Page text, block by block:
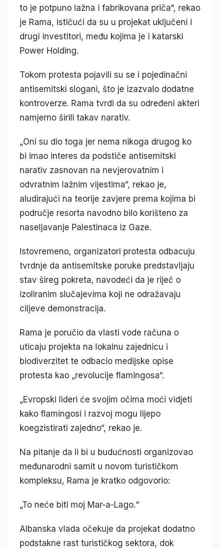
to je potpuno lažna i fabrikovana priča“, rekao
je Rama, ističući da su u projekat uključeni i
drugi investitori, među kojima je i katarski
Power Holding.
Tokom protesta pojavili su se i pojedinačni
antisemitski slogani, što je izazvalo dodatne
kontroverze. Rama tvrdi da su određeni akteri
namjerno širili takav narativ.
„Oni su dio toga jer nema nikoga drugog ko
bi imao interes da podstiče antisemitski
narativ zasnovan na nevjerovatnim i
odvratnim lažnim vijestima“, rekao je,
aludirajući na teorije zavjere prema kojima bi
područje resorta navodno bilo korišteno za
naseljavanje Palestinaca iz Gaze.
Istovremeno, organizatori protesta odbacuju
tvrdnje da antisemitske poruke predstavljaju
stav šireg pokreta, navodeći da je riječ o
izoliranim slučajevima koji ne odražavaju
ciljeve demonstracija.
Rama je poručio da vlasti vode računa o
uticaju projekta na lokalnu zajednicu i
biodiverzitet te odbacio medijske opise
protesta kao „revolucije flamingosa“.
„Evropski lideri će svojim očima moći vidjeti
kako flamingosi i razvoj mogu lijepo
koegzistirati zajedno“, rekao je.
Na pitanje da li bi u budućnosti organizovao
međunarodni samit u novom turističkom
kompleksu, Rama je kratko odgovorio:
„To neće biti moj Mar-a-Lago.“
Albanska vlada očekuje da projekat dodatno
podstakne rast turističkog sektora, dok